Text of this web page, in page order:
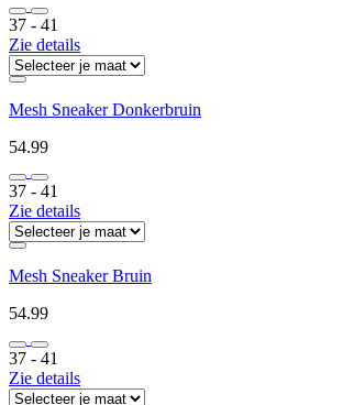
37 ‐ 41
Zie details
Mesh Sneaker Donkerbruin
54.99
37 ‐ 41
Zie details
Mesh Sneaker Bruin
54.99
37 ‐ 41
Zie details